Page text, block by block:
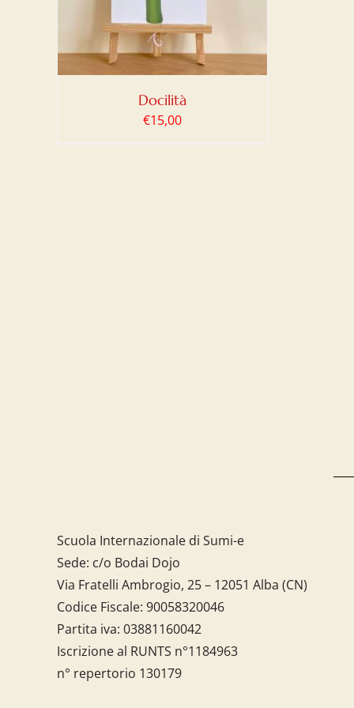
Docilità
€15,00
Scuola Internazionale di Sumi-e
Sede: c/o Bodai Dojo
Via Fratelli Ambrogio, 25 – 12051 Alba (CN)
Codice Fiscale: 90058320046
Partita iva: 03881160042
Iscrizione al RUNTS n°1184963
n° repertorio 130179